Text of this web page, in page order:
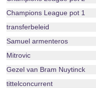
Champions League pot 1
transferbeleid
Samuel armenteros
Mitrovic
Gezel van Bram Nuytinck
tittelconcurrent